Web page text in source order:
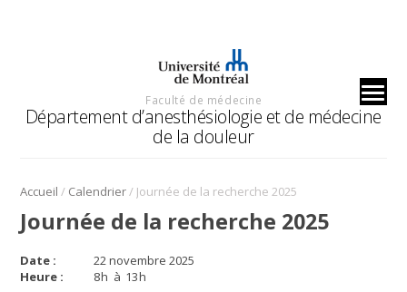
Faculté de médecine
Département d’anesthésiologie et de médecine
de la douleur
Accueil / Calendrier/ Journée de la recherche 2025
Journée de la recherche 2025
Date :
22 novembre 2025
Heure :
8h à 13h